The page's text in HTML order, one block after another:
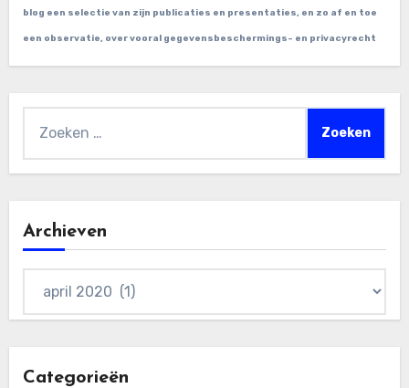
blog een selectie van zijn publicaties en presentaties, en zo af en toe
een observatie, over vooral gegevensbeschermings- en privacyrecht
naar:
Archieven
Categorieën